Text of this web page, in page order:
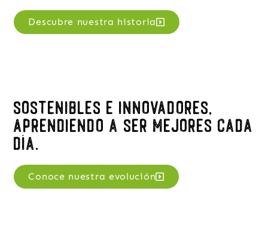
Descubre nuestra historia
Sostenibles e innovadores,
aprendiendo a ser mejores cada
día.
Conoce nuestra evolución